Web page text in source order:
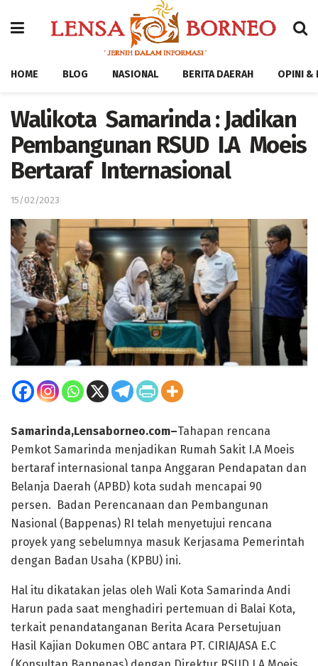
HOME BLOG NASIONAL BERITA DAERAH OPINI &
Walikota Samarinda : Jadikan
Pembangunan RSUD I.A Moeis
Bertaraf Internasional
15/02/2023
Samarinda,Lensaborneo.com–Tahapan rencana
Pemkot Samarinda menjadikan Rumah Sakit I.A Moeis
bertaraf internasional tanpa Anggaran Pendapatan dan
Belanja Daerah (APBD) kota sudah mencapai 90
persen. Badan Perencanaan dan Pembangunan
Nasional (Bappenas) RI telah menyetujui rencana
proyek yang sebelumnya masuk Kerjasama Pemerintah
dengan Badan Usaha (KPBU) ini.
Hal itu dikatakan jelas oleh Wali Kota Samarinda Andi
Harun pada saat menghadiri pertemuan di Balai Kota,
terkait penandatanganan Berita Acara Persetujuan
Hasil Kajian Dokumen OBC antara PT. CIRIAJASA E.C